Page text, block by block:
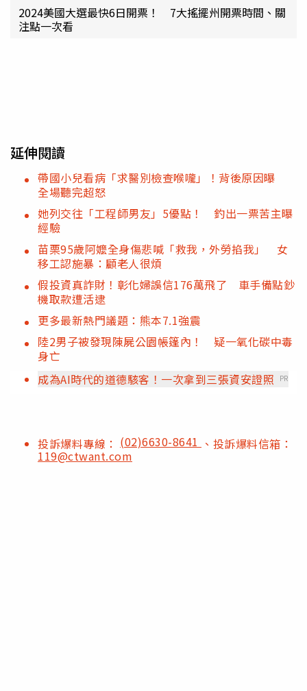
2024美國大選最快6日開票！ 7大搖擺州開票時間、關
注點一次看
延伸閱讀
帶國小兒看病「求醫別檢查喉嚨」！背後原因曝
全場聽完超怒
她列交往「工程師男友」5優點！ 釣出一票苦主曝
經驗
苗栗95歲阿嬤全身傷悲喊「救我，外勞掐我」 女
移工認施暴：顧老人很煩
假投資真詐財！彰化婦誤信176萬飛了 車手備點鈔
機取款遭活逮
更多最新熱門議題：熊本7.1強震
陸2男子被發現陳屍公園帳篷內！ 疑一氧化碳中毒
身亡
成為AI時代的道德駭客！一次拿到三張資安證照
PR
投訴爆料專線： (02)6630-8641 、投訴爆料信箱：
119@ctwant.com